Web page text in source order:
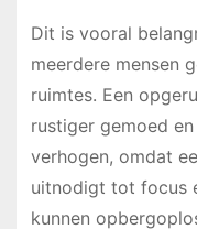
Dit is vooral
meerdere mensen
ruimtes. Een
rustiger gemoed
verhogen, omdat
uitnodigt tot focus
kunnen